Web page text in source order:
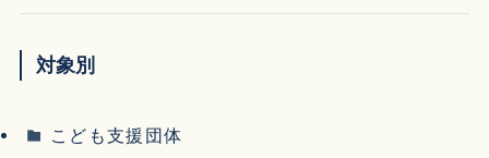
対象別
こども支援団体